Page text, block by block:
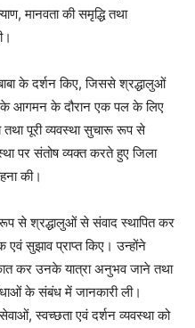
मानवता की समृद्धि तथा
के दर्शन किए, जिससे श्रद्धालुओं
आगमन के दौरान एक पल के लिए
तथा पूरी व्यवस्था सुचारू रूप से
पर संतोष व्यक्त करते हुए जिला
की।
से श्रद्धालुओं से संवाद स्थापित कर
सुझाव प्राप्त किए। उन्होंने
कर उनके यात्रा अनुभव जाने तथा
के संबंध में जानकारी ली।
सेवाओं, स्वच्छता एवं दर्शन व्यवस्था को